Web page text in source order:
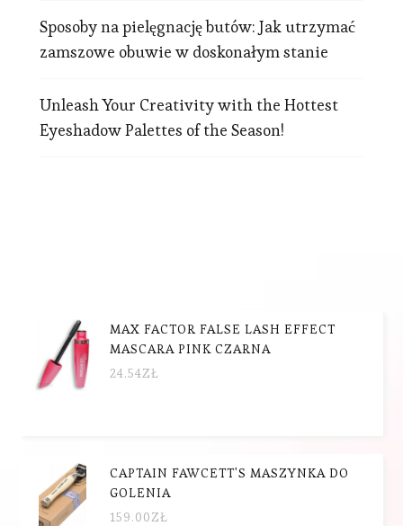
Sposoby na pielęgnację butów: Jak utrzymać
zamszowe obuwie w doskonałym stanie
Unleash Your Creativity with the Hottest
Eyeshadow Palettes of the Season!
MAX FACTOR FALSE LASH EFFECT
MASCARA PINK CZARNA
24.54ZŁ
CAPTAIN FAWCETT'S MASZYNKA DO
GOLENIA
159.00ZŁ